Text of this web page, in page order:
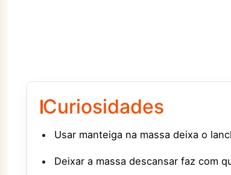
Curiosidades
Usar manteiga na massa deixa o
Deixar a massa descansar faz com